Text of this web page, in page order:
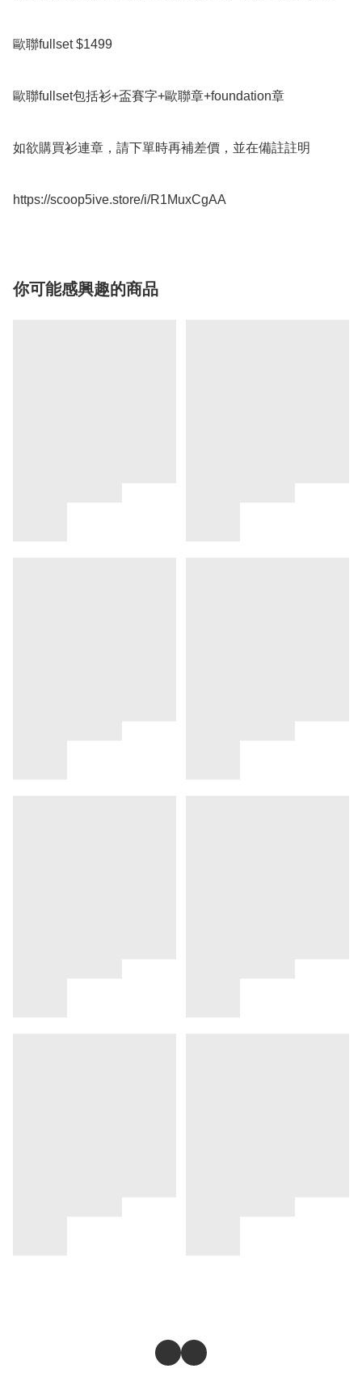
歐聯fullset $1499
歐聯fullset包括衫+盃賽字+歐聯章+foundation章
如欲購買衫連章，請下單時再補差價，並在備註註明
https://scoop5ive.store/i/R1MuxCgAA
你可能感興趣的商品